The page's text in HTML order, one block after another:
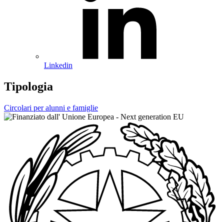
Linkedin
Tipologia
Circolari per alunni e famiglie